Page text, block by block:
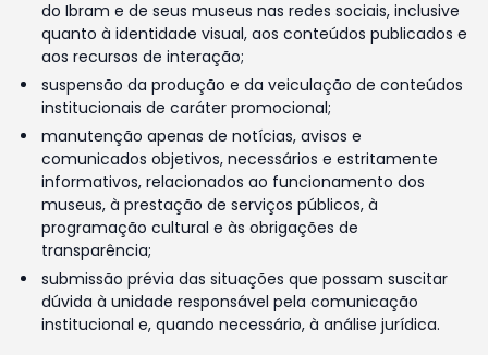
do Ibram e de seus museus nas redes sociais, inclusive
quanto à identidade visual, aos conteúdos publicados e
aos recursos de interação;
suspensão da produção e da veiculação de conteúdos
institucionais de caráter promocional;
manutenção apenas de notícias, avisos e
comunicados objetivos, necessários e estritamente
informativos, relacionados ao funcionamento dos
museus, à prestação de serviços públicos, à
programação cultural e às obrigações de
transparência;
submissão prévia das situações que possam suscitar
dúvida à unidade responsável pela comunicação
institucional e, quando necessário, à análise jurídica.